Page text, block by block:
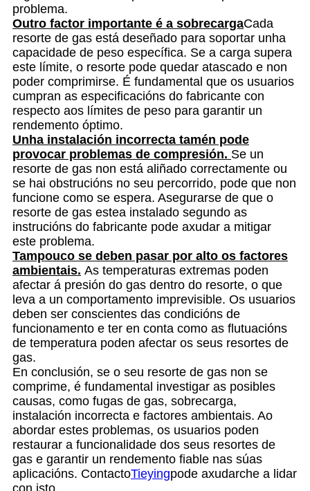
problema.
Outro factor importante é a sobrecargaCada
resorte de gas está deseñado para soportar unha
capacidade de peso específica. Se a carga supera
este límite, o resorte pode quedar atascado e non
poder comprimirse. É fundamental que os usuarios
cumpran as especificacións do fabricante con
respecto aos límites de peso para garantir un
rendemento óptimo.
Unha instalación incorrecta tamén pode
provocar problemas de compresión. Se un
resorte de gas non está aliñado correctamente ou
se hai obstrucións no seu percorrido, pode que non
funcione como se espera. Asegurarse de que o
resorte de gas estea instalado segundo as
instrucións do fabricante pode axudar a mitigar
este problema.
Tampouco se deben pasar por alto os factores
ambientais. As temperaturas extremas poden
afectar á presión do gas dentro do resorte, o que
leva a un comportamento imprevisible. Os usuarios
deben ser conscientes das condicións de
funcionamento e ter en conta como as flutuacións
de temperatura poden afectar os seus resortes de
gas.
En conclusión, se o seu resorte de gas non se
comprime, é fundamental investigar as posibles
causas, como fugas de gas, sobrecarga,
instalación incorrecta e factores ambientais. Ao
abordar estes problemas, os usuarios poden
restaurar a funcionalidade dos seus resortes de
gas e garantir un rendemento fiable nas súas
aplicacións. ContactoTieyingpode axudarche a lidar
con isto.